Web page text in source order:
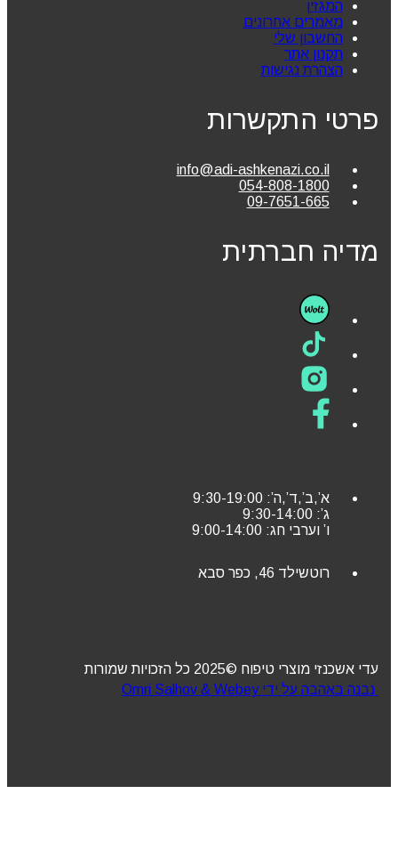
המגזין
מאמרים אחרונים
החשבון שלי
תקנון אתר
הצהרת נגישות
פרטי התקשרות
info@adi-ashkenazi.co.il
054-808-1800
09-7651-665
מדיה חברתית
א’,ב’,ד’,ה’: 9:30-19:00
ג’: 9:30-14:00
ו’ וערבי חג: 9:00-14:00
רוטשילד 46, כפר סבא
עדי אשכנזי מוצרי טיפוח ©2025 כל הזכויות שמורות
נבנה באהבה על ידי Omri Salhov & Webey